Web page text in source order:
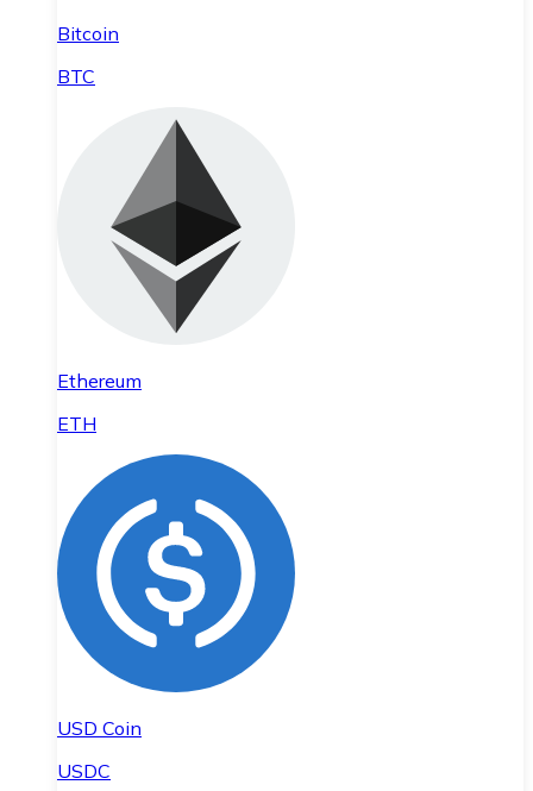
Bitcoin
BTC
Ethereum
ETH
USD Coin
USDC